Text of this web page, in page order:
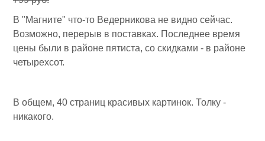
В "Магните" что-то Ведерникова не видно сейчас.
Возможно, перерыв в поставках. Последнее время
цены были в районе пятиста, со скидками - в районе
четырехсот.
В общем, 40 страниц красивых картинок. Толку -
никакого.